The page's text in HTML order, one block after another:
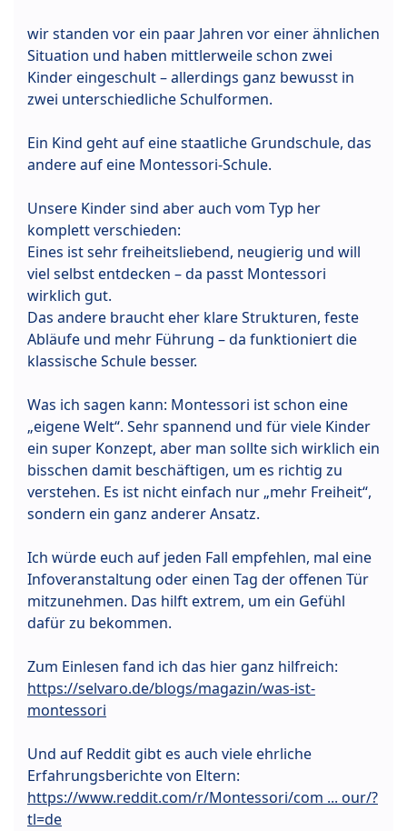
wir standen vor ein paar Jahren vor einer ähnlichen
Situation und haben mittlerweile schon zwei
Kinder eingeschult – allerdings ganz bewusst in
zwei unterschiedliche Schulformen.
Ein Kind geht auf eine staatliche Grundschule, das
andere auf eine Montessori-Schule.
Unsere Kinder sind aber auch vom Typ her
komplett verschieden:
Eines ist sehr freiheitsliebend, neugierig und will
viel selbst entdecken – da passt Montessori
wirklich gut.
Das andere braucht eher klare Strukturen, feste
Abläufe und mehr Führung – da funktioniert die
klassische Schule besser.
Was ich sagen kann: Montessori ist schon eine
„eigene Welt“. Sehr spannend und für viele Kinder
ein super Konzept, aber man sollte sich wirklich ein
bisschen damit beschäftigen, um es richtig zu
verstehen. Es ist nicht einfach nur „mehr Freiheit“,
sondern ein ganz anderer Ansatz.
Ich würde euch auf jeden Fall empfehlen, mal eine
Infoveranstaltung oder einen Tag der offenen Tür
mitzunehmen. Das hilft extrem, um ein Gefühl
dafür zu bekommen.
Zum Einlesen fand ich das hier ganz hilfreich:
https://selvaro.de/blogs/magazin/was-ist-
montessori
Und auf Reddit gibt es auch viele ehrliche
Erfahrungsberichte von Eltern:
https://www.reddit.com/r/Montessori/com ... our/?
tl=de